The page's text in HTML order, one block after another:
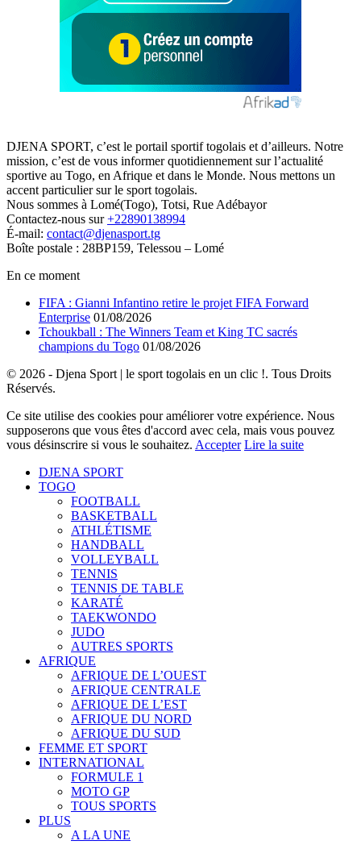
DJENA SPORT, c’est le portail sportif togolais et d’ailleurs. Notre
mission, c’est de vous informer quotidiennement sur l’actualité
sportive au Togo, en Afrique et dans le Monde. Nous mettons un
accent particulier sur le sport togolais.
Nous sommes à Lomé(Togo), Totsi, Rue Adébayor
Contactez-nous sur+22890138994
É-mail: contact@djenasport.tg
Boîte postale : 28BP159, Telessou – Lomé
En ce moment
FIFA : Gianni Infantino retire le projet FIFA Forward
Enterprise 01/08/2026
Tchoukball : The Winners Team et King TC sacrés
champions du Togo 01/08/2026
© 2026 - Djena Sport | le sport togolais en un clic !. Tous Droits
Réservés.
Ce site utilise des cookies pour améliorer votre expérience. Nous
supposerons que vous êtes d'accord avec cela, mais vous pouvez
vous désinscrire si vous le souhaitez. Accepter Lire la suite
DJENA SPORT
TOGO
FOOTBALL
BASKETBALL
ATHLÉTISME
HANDBALL
VOLLEYBALL
TENNIS
TENNIS DE TABLE
KARATÉ
TAEKWONDO
JUDO
AUTRES SPORTS
AFRIQUE
AFRIQUE DE L’OUEST
AFRIQUE CENTRALE
AFRIQUE DE L’EST
AFRIQUE DU NORD
AFRIQUE DU SUD
FEMME ET SPORT
INTERNATIONAL
FORMULE 1
MOTO GP
TOUS SPORTS
PLUS
A LA UNE